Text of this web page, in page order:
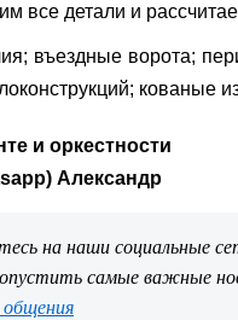
все детали и
въездные ворота;
кованые
и оркестности
Александр
на наши социальные
самые важные
общения